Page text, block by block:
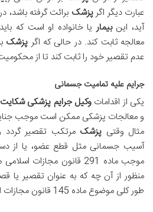
عبارت دیگر اگرپزشک برائت گرفته
آید، اینبیمار یا خانواده او است که
معالجه ثابت کند. در حالی که اگر پزشک
عدم تقصیر خود را ثابت کند تا از
جرایم علیه تمامیت جسمانی
یکی از اقدامات وکیل جرایم پزشکی شکایت
و معالجات پزشکی ممکن است موجب
مثال وقتی پزشک مرتکب تقصیر گردد
آسیب جسمانی مثل قطع عضو، یا از
موجب ماده 291 قانون
منظور از آن چه که به عنوان تقصیر یا
طور کلی موضوع ماده 145 قانون مجازات اسلامی است.